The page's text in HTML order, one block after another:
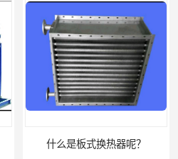
什么是板式换热器呢？